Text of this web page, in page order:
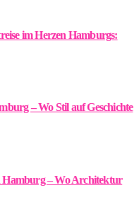
im Herzen Hamburgs:
– Wo Stil auf Geschichte
Hamburg – Wo Architektur